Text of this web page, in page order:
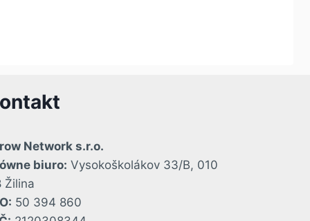
Network s.r.o.
biuro: Vysokoškolákov 33/B, 010
Žilina
50 394 860